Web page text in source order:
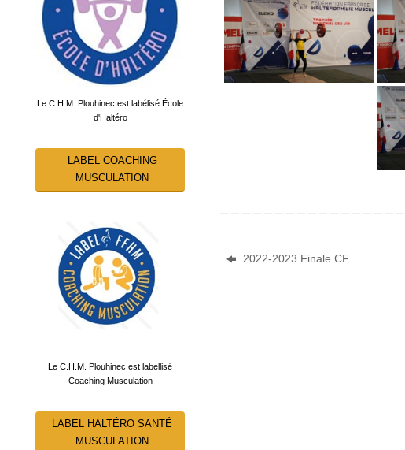
2022-2023 Finale CF
Le C.H.M. Plouhinec est labélisé École
d'Haltéro
LABEL COACHING
MUSCULATION
Le C.H.M. Plouhinec est labellisé
Coaching Musculation
LABEL HALTÉRO SANTÉ
MUSCULATION